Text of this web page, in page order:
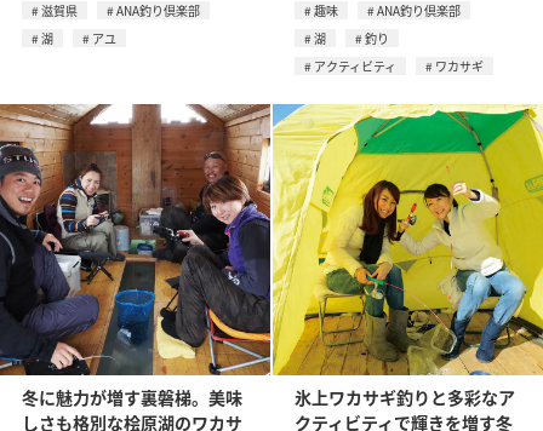
滋賀県
ANA釣り倶楽部
湖
アユ
趣味
ANA釣り倶楽部
湖
釣り
アクティビティ
ワカサギ
冬に魅力が増す裏磐梯。美味
しさも格別な桧原湖のワカサ
氷上ワカサギ釣りと多彩なア
クティビティで輝きを増す冬